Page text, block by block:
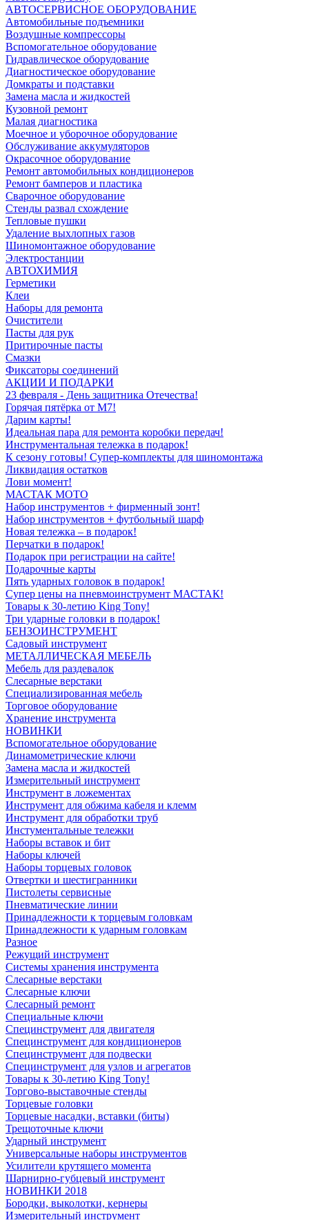
АВТОСЕРВИСНОЕ ОБОРУДОВАНИЕ
Автомобильные подъемники
Воздушные компрессоры
Вспомогательное оборудование
Гидравлическое оборудование
Диагностическое оборудование
Домкраты и подставки
Замена масла и жидкостей
Кузовной ремонт
Малая диагностика
Моечное и уборочное оборудование
Обслуживание аккумуляторов
Окрасочное оборудование
Ремонт автомобильных кондиционеров
Ремонт бамперов и пластика
Сварочное оборудование
Стенды развал схождение
Тепловые пушки
Удаление выхлопных газов
Шиномонтажное оборудование
Электростанции
АВТОХИМИЯ
Герметики
Клеи
Наборы для ремонта
Очистители
Пасты для рук
Притирочные пасты
Смазки
Фиксаторы соединений
АКЦИИ И ПОДАРКИ
23 февраля - День защитника Отечества!
Горячая пятёрка от M7!
Дарим карты!
Идеальная пара для ремонта коробки передач!
Инструментальная тележка в подарок!
К сезону готовы! Супер-комплекты для шиномонтажа
Ликвидация остатков
Лови момент!
МАСТАК МОТО
Набор инструментов + фирменный зонт!
Набор инструментов + футбольный шарф
Новая тележка – в подарок!
Перчатки в подарок!
Подарок при регистрации на сайте!
Подарочные карты
Пять ударных головок в подарок!
Супер цены на пневмоинструмент МАСТАК!
Товары к 30-летию King Tony!
Три ударные головки в подарок!
БЕНЗОИНСТРУМЕНТ
Садовый инструмент
МЕТАЛЛИЧЕСКАЯ МЕБЕЛЬ
Мебель для раздевалок
Слесарные верстаки
Специализированная мебель
Торговое оборудование
Хранение инструмента
НОВИНКИ
Вспомогательное оборудование
Динамометрические ключи
Замена масла и жидкостей
Измерительный инструмент
Инструмент в ложементах
Инструмент для обжима кабеля и клемм
Инструмент для обработки труб
Инстументальные тележки
Наборы вставок и бит
Наборы ключей
Наборы торцевых головок
Отвертки и шестигранники
Пистолеты сервисные
Пневматические линии
Принадлежности к торцевым головкам
Принадлежности к ударным головкам
Разное
Режущий инструмент
Системы хранения инструмента
Слесарные верстаки
Слесарные ключи
Слесарный ремонт
Специальные ключи
Специнструмент для двигателя
Специнструмент для кондиционеров
Специнструмент для подвески
Специнструмент для узлов и агрегатов
Товары к 30-летию King Tony!
Торгово-выставочные стенды
Торцевые головки
Торцевые насадки, вставки (биты)
Трещоточные ключи
Ударный инструмент
Универсальные наборы инструментов
Усилители крутящего момента
Шарнирно-губцевый инструмент
НОВИНКИ 2018
Бородки, выколотки, кернеры
Измерительный инструмент